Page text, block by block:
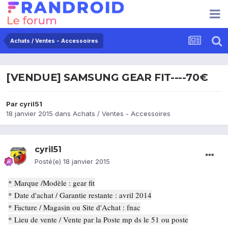
Achats / Ventes - Accessoires
[VENDUE] SAMSUNG GEAR FIT----70€
Par cyril51
18 janvier 2015 dans Achats / Ventes - Accessoires
cyril51
Posté(e) 18 janvier 2015
* Marque /Modèle : gear fit
* Date d'achat / Garantie restante : avril 2014
* Facture / Magasin ou Site d'Achat : fnac
* Lieu de vente / Vente par la Poste mp ds le 51 ou poste